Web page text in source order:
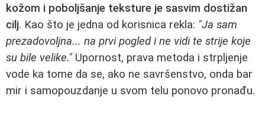
kožom i poboljšanje teksture je sasvim dostižan
cilj. Kao što je jedna od korisnica rekla: "Ja sam
prezadovoljna... na prvi pogled i ne vidi te strije koje
su bile velike." Upornost, prava metoda i strpljenje
vode ka tome da se, ako ne savršenstvo, onda bar
mir i samopouzdanje u svom telu ponovo pronađu.